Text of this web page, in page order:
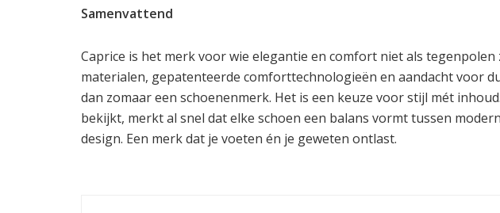
Samenvattend
Caprice is het merk voor wie elegantie en comfort niet als
materialen, gepatenteerde comforttechnologieën en aandacht voor
dan zomaar een schoenenmerk. Het is een keuze voor stijl mét
bekijkt, merkt al snel dat elke schoen een balans vormt tussen
design. Een merk dat je voeten én je geweten ontlast.